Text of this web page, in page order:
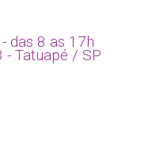
das 8 as 17h
- Tatuapé / SP